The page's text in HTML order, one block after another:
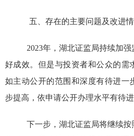
五、存在的主要问题及改进
2023年，湖北证监局持续加
好成效。但是与投资者和公众的需
如主动公开的范围和深度有待进一
步提高， 依申请公开办理水平有待进
下一步，湖北证监局将继续